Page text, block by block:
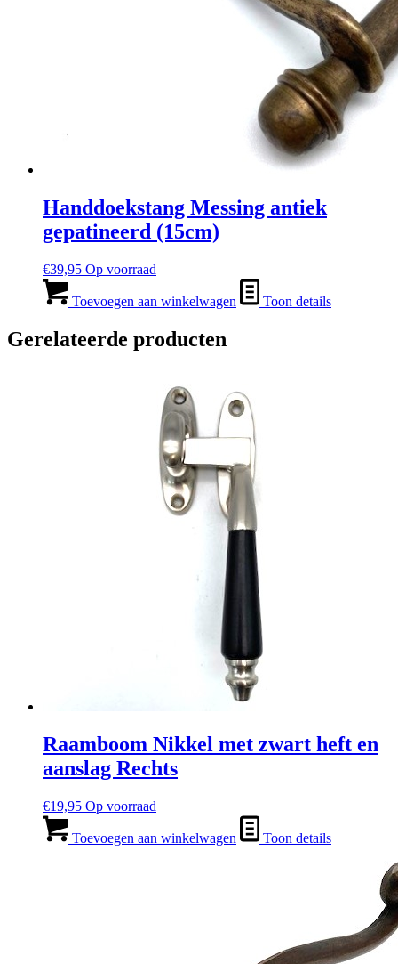
Handdoekstang Messing antiek
gepatineerd (15cm)
€39,95 Op voorraad
Toevoegen aan winkelwagen Toon details
Gerelateerde producten
Raamboom Nikkel met zwart heft en
aanslag Rechts
€19,95 Op voorraad
Toevoegen aan winkelwagen Toon details